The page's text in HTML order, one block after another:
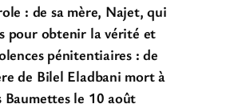
: de sa mère, Najet, qui
pour obtenir la vérité et
pénitentiaires : de
de Bilel Eladbani mort à
Baumettes le 10 août